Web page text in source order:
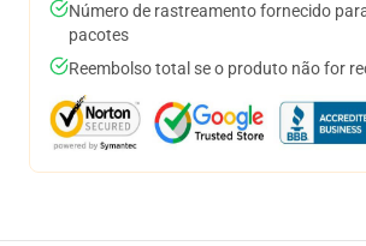
Número de rastreamento fornecido
pacotes
Reembolso total se o produto não for